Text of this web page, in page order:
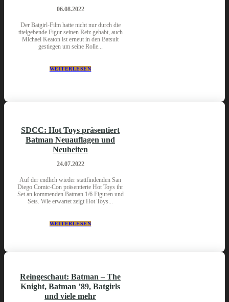
06.08.2022
Der Batgirl-Film hatte nicht nur durch die
titelgebende Figur seinen Reiz gehabt, auch
Michael Keaton ist erneut in den Batsuit
gestiegen um seine Rolle...
WEITERLESEN
SDCC: Hot Toys präsentiert
Batman Neuauflagen und
Neuheiten
24.07.2022
Auf der endlich wieder stattfindenden San
Diego Comic-Con präsentierte Hot Toys ihr
Set an kommenden Batman 1/6 Figuren und
Sets. Wie erwartet zeigt Hot Toys...
WEITERLESEN
Reingeschaut: Batman – The
Knight, Batman ’89, Batgirls
und viele mehr